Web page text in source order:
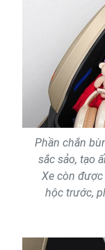
Phần chắn
sắc sảo, tạo
Xe còn
hộc trước,